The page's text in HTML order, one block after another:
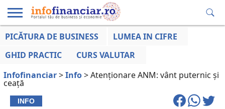
EDUCAȚIE
LA ZI
AFACERILOR
PICĂTURA DE BUSINESS
LUMEA IN CIFRE
GHID PRACTIC
CURS VALUTAR
Infofinanciar>Info>Atenționare ANM: vânt puternic şi
ceaţă
INFO